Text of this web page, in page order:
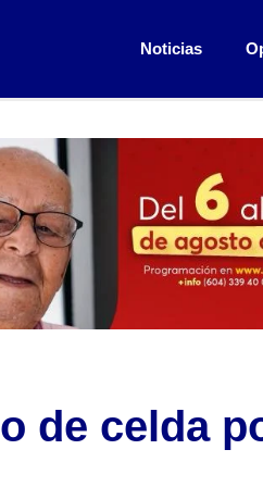
Noticias
de celda